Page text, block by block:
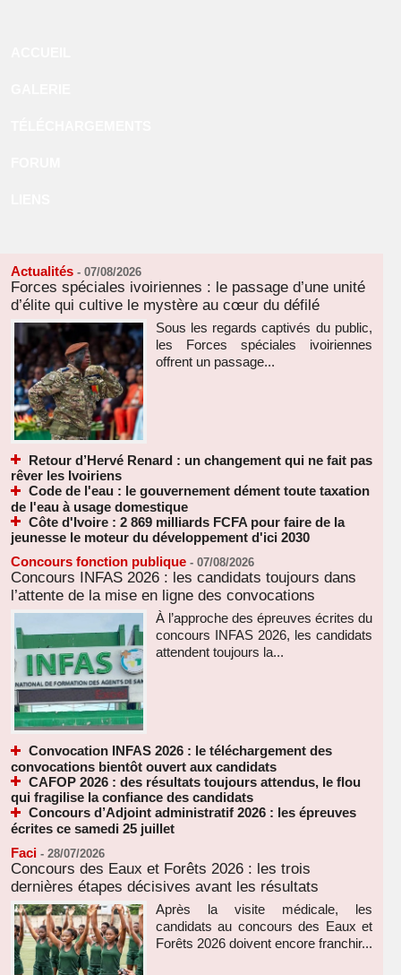
Actualités - 07/08/2026
Forces spéciales ivoiriennes : le passage d’une unité
d’élite qui cultive le mystère au cœur du défilé
Sous les regards captivés du public,
les Forces spéciales ivoiriennes
offrent un passage...
Retour d’Hervé Renard : un changement qui ne fait pas
rêver les Ivoiriens
Code de l'eau : le gouvernement dément toute taxation
de l'eau à usage domestique
Côte d'Ivoire : 2 869 milliards FCFA pour faire de la
jeunesse le moteur du développement d'ici 2030
Concours fonction publique - 07/08/2026
Concours INFAS 2026 : les candidats toujours dans
l’attente de la mise en ligne des convocations
À l’approche des épreuves écrites du
concours INFAS 2026, les candidats
attendent toujours la...
Convocation INFAS 2026 : le téléchargement des
convocations bientôt ouvert aux candidats
CAFOP 2026 : des résultats toujours attendus, le flou
qui fragilise la confiance des candidats
Concours d’Adjoint administratif 2026 : les épreuves
écrites ce samedi 25 juillet
Faci - 28/07/2026
Concours des Eaux et Forêts 2026 : les trois
dernières étapes décisives avant les résultats
Après la visite médicale, les
candidats au concours des Eaux et
Forêts 2026 doivent encore franchir...